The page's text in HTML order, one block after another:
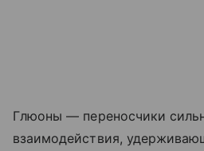
Глюоны — переносчики
взаимодействия,